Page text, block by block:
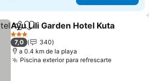
CompartirAgregar a favoritos
Ayu Lili Garden Hotel Kuta
3 Estrellas
7,0
340
a 0.4 km de la playa
Piscina exterior para refrescarte